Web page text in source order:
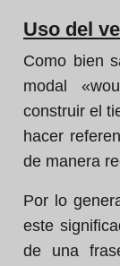
Uso del
Como bien
modal
construir el
hacer
de manera
Por lo
este
de una